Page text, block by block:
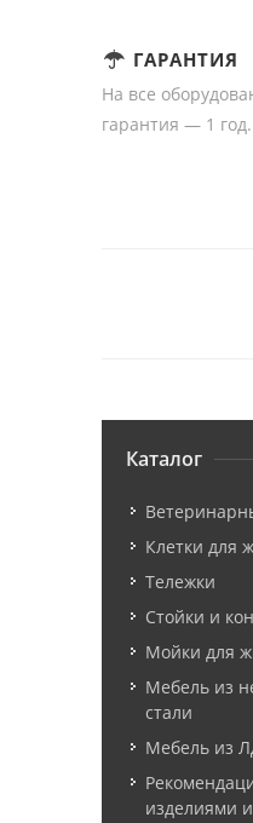
ГАРАНТИЯ
На все
гарантия — 1 год.
Каталог
Клетки для
Тележки
Стойки и
Мойки для
Мебель из
стали
Мебель из
изделиями